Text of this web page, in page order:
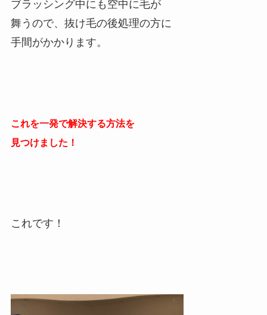
ブラッシング中にも空中に毛が
舞うので、抜け毛の後処理の方に
手間がかかります。
これを一発で解決する方法を
見つけました！
これです！